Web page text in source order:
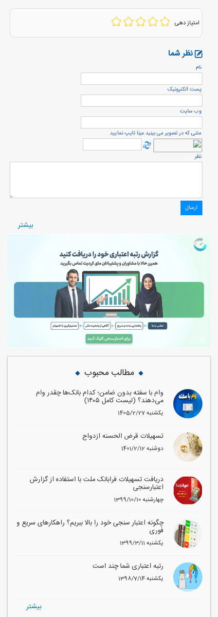
امتیاز دهی
نظر شما
نام
پست الكترونيک
وب سایت
متنی که در تصویر می بینید عینا تایپ نمایید
نظر
بيشتر
مطالب محبوب
وام با سفته بدون ضامن؛ کدام بانک‌ها چقدر وام
می‌دهند؟ (لیست کامل ۱۴۰۵)
1405/2/27 یکشنبه
تسهیلات قرض الحسنه ازدواج
1401/2/12 دوشنبه
دریافت تسهیلات فرابانک ملت با استفاده از گزارش
اعتبارسنجی
1399/10/10 چهارشنبه
چگونه اعتبار سنجی خود را بالا ببریم؟ راهکارهای سریع و
فوری
1399/3/11 یکشنبه
رتبه اعتباری شما چند است
1398/7/14 یکشنبه
بيشتر